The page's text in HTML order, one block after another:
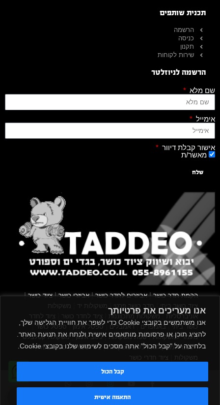
אנו מעריכים את פרטיותך
אנו משתמשים בקובצי Cookie כדי לשפר את חוויית הגלישה שלך,
להציג תוכן או פרסומות מותאמים אישית ולנתח את תנועת האתר.
בלחיצה על "קבל הכול" אתה מסכים לשימוש שלנו בקובצי Cookie.
התאמה אישית
קבל הכול
תכנית שותפים
הרשמה
כניסה
תקנון
שירות לקוחות
הרשמה לניוזלטר
שם מלא
אימייל
אישור קבלת דיוור
מאשר/ת
שלח
הקמת חדר כושר|אביזרים לחדר כושר|אביזרי כושר|ציוד כושר|
ציוד כושר ביתי חדר כושר פרטי משקולות יד
משקולות
אוניברסליות |משקולות מתכווננות ציוד לחדר כושר
ציוד לחדר
כושר ביתי|באמפרים |דאמבלים |ספסל אימון | ספסל כושר|
מעמד למשקולות|ספת משקולות |כלוב אימון|משקולת קטלבלס
|סטנד למשקולות|כלוב משקולות|ציוד ספורט|ספת כושר|
משקולות ציוד חדרי כושר